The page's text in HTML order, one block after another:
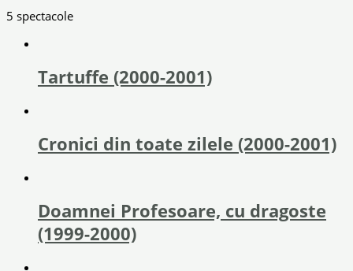
5 spectacole
Tartuffe (2000-2001)
Cronici din toate zilele (2000-2001)
Doamnei Profesoare, cu dragoste
(1999-2000)